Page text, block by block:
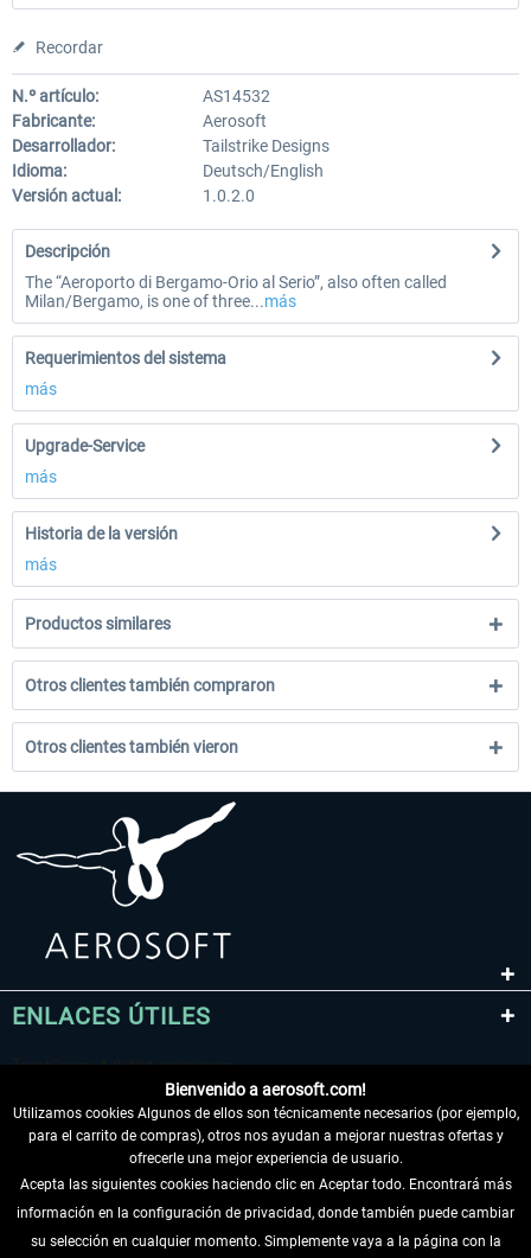
Recordar
N.º artículo:
AS14532
Fabricante:
Aerosoft
Desarrollador:
Tailstrike Designs
Idioma:
Deutsch/English
Versión actual:
1.0.2.0
Descripción
The “Aeroporto di Bergamo-Orio al Serio”, also often called
Milan/Bergamo, is one of three...más
Requerimientos del sistema
más
Upgrade-Service
más
Historia de la versión
más
Productos similares
Otros clientes también compraron
Otros clientes también vieron
ENLACES ÚTILES
DESISTIR DEL CONTRATO
Bienvenido a aerosoft.com!
Utilizamos cookies Algunos de ellos son técnicamente necesarios (por ejemplo,
para el carrito de compras), otros nos ayudan a mejorar nuestras ofertas y
ofrecerle una mejor experiencia de usuario.
Acepta las siguientes cookies haciendo clic en Aceptar todo. Encontrará más
información en la configuración de privacidad, donde también puede cambiar
su selección en cualquier momento. Simplemente vaya a la página con la